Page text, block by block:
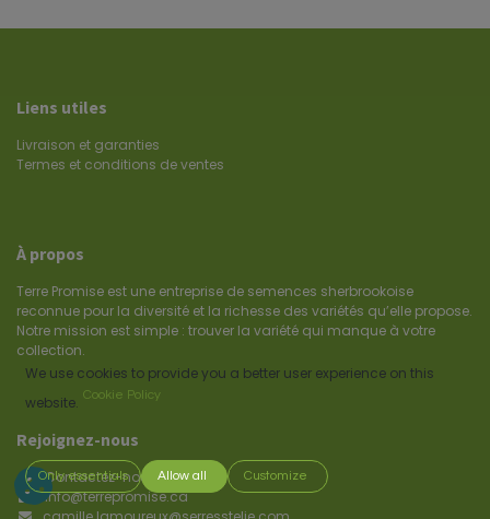
Liens utiles
Livraison et garanties
Termes et conditions de ventes
À propos
Terre Promise est une entreprise de semences sherbrookoise
reconnue pour la diversité et la richesse des variétés qu’elle propose.
Notre mission est simple : trouver la variété qui manque à votre
collection.
Rejoignez-nous
Contactez-nous
info@terrepromise.ca
We use cookies to provide you a better user experience on this
website. Cookie Policy
Only essentials Allow all Customize